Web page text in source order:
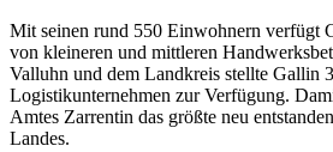
Mit seinen rund 550 Einwohnern verfügt
von kleineren und mittleren
Valluhn und dem Landkreis stellte Gallin
Logistikunternehmen zur Verfügung.
Amtes Zarrentin das größte neu
Landes.